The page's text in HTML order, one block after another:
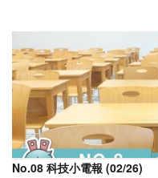
No.08 科技小電報 (02/26)